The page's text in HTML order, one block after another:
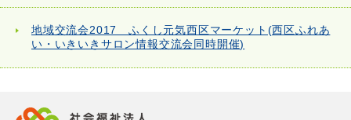
地域交流会2017 ふくし元気西区マーケット(西区ふれあ
い・いきいきサロン情報交流会同時開催)